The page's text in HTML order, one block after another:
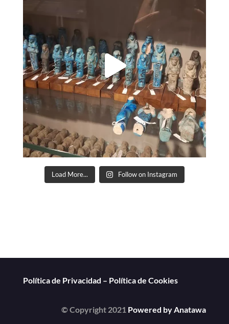
Load More... Follow on Instagram
Política de Privacidad – Política de Cookies
© Copyright 2021 Powered by Anatawa